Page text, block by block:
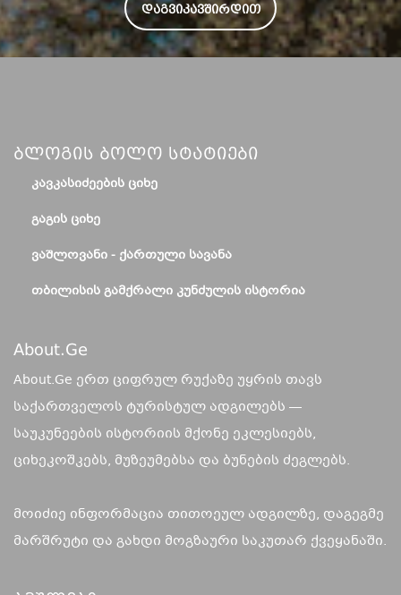
ᲓᲐᲒᲕᲘᲙᲐᲕᲨᲘᲠᲓᲘᲗ
Ბლოგის Ბოლო Სტატიები
ᲙᲐᲕᲙᲐᲡᲘᲫᲔᲔᲑᲘᲡ ᲪᲘᲮᲔ
ᲒᲐᲒᲘᲡ ᲪᲘᲮᲔ
ᲕᲐᲨᲚᲝᲕᲐᲜᲘ - ᲥᲐᲠᲗᲣᲚᲘ ᲡᲐᲕᲐᲜᲐ
ᲗᲑᲘᲚᲘᲡᲘᲡ ᲒᲐᲛᲥᲠᲐᲚᲘ ᲙᲣᲜᲫᲣᲚᲘᲡ ᲘᲡᲢᲝᲠᲘᲐ
About.ge
About.Ge ერთ ციფრულ რუქაზე უყრის თავს
საქართველოს ტურისტულ ადგილებს —
საუკუნეების ისტორიის მქონე ეკლესიებს,
ციხეკოშკებს, მუზეუმებსა და ბუნების ძეგლებს.
მოიძიე ინფორმაცია თითოეულ ადგილზე, დაგეგმე
მარშრუტი და გახდი მოგზაური საკუთარ ქვეყანაში.